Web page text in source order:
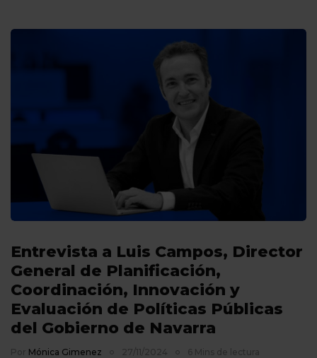
Entrevista a Luis Campos, Director
General de Planificación,
Coordinación, Innovación y
Evaluación de Políticas Públicas
del Gobierno de Navarra
Por Mónica Gimenez 27/11/2024 6 Mins de lectura